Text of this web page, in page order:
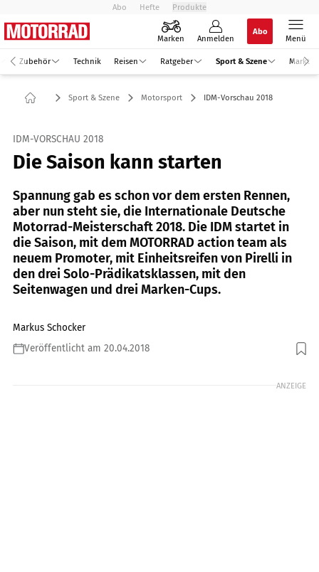
Abo Hefte Produkte
Marken Anmelden
Abo
Menü
Zubehör Technik Reisen Ratgeber Sport & Szene Markt
Sport & Szene Motorsport IDM-Vorschau 2018
IDM-VORSCHAU 2018
Die Saison kann starten
Spannung gab es schon vor dem ersten Rennen,
aber nun steht sie, die Internationale Deutsche
Motorrad-Meisterschaft 2018. Die IDM startet in
die Saison, mit dem MOTORRAD action team als
neuem Promoter, mit Einheitsreifen von Pirelli in
den drei Solo-Prädikatsklassen, mit den
Seitenwagen und drei Marken-Cups.
Markus Schocker
Veröffentlicht am 20.04.2018
Foto: racepixx
ANZEIGE